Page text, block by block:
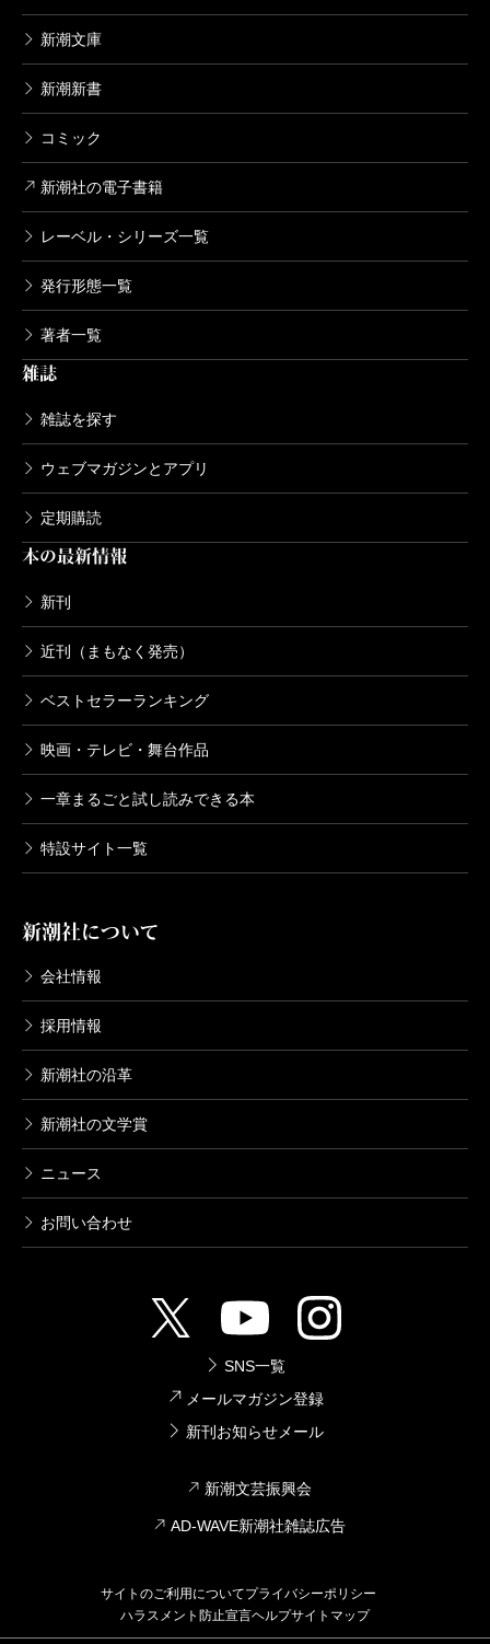
新潮文庫
新潮新書
コミック
新潮社の電子書籍
レーベル・シリーズ一覧
発行形態一覧
著者一覧
雑誌
雑誌を探す
ウェブマガジンとアプリ
定期購読
本の最新情報
新刊
近刊（まもなく発売）
ベストセラーランキング
映画・テレビ・舞台作品
一章まるごと試し読みできる本
特設サイト一覧
新潮社について
会社情報
採用情報
新潮社の沿革
新潮社の文学賞
ニュース
お問い合わせ
SNS一覧
メールマガジン登録
新刊お知らせメール
新潮文芸振興会
AD-WAVE新潮社雑誌広告
サイトのご利用についてプライバシーポリシー
ハラスメント防止宣言ヘルプサイトマップ